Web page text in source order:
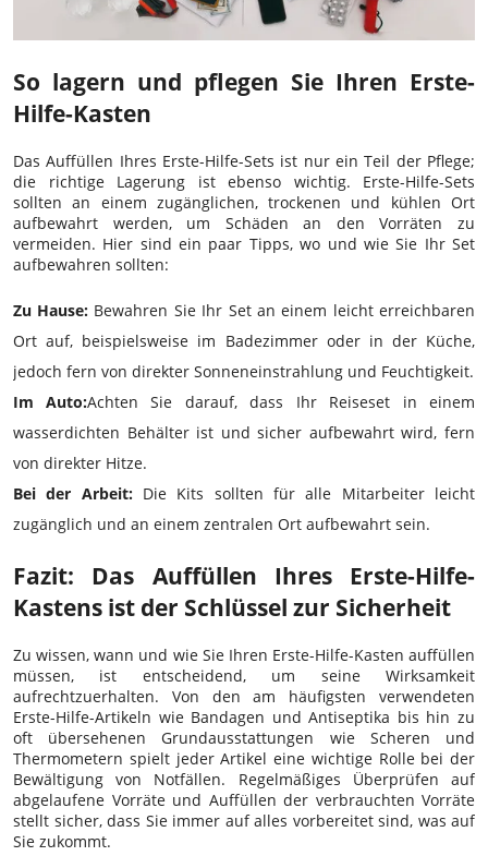
So lagern und pflegen Sie Ihren Erste-
Hilfe-Kasten
Das Auffüllen Ihres Erste-Hilfe-Sets ist nur ein Teil der Pflege;
die richtige Lagerung ist ebenso wichtig. Erste-Hilfe-Sets
sollten an einem zugänglichen, trockenen und kühlen Ort
aufbewahrt werden, um Schäden an den Vorräten zu
vermeiden. Hier sind ein paar Tipps, wo und wie Sie Ihr Set
aufbewahren sollten:
Zu Hause: Bewahren Sie Ihr Set an einem leicht erreichbaren
Ort auf, beispielsweise im Badezimmer oder in der Küche,
jedoch fern von direkter Sonneneinstrahlung und Feuchtigkeit.
Im Auto:Achten Sie darauf, dass Ihr Reiseset in einem
wasserdichten Behälter ist und sicher aufbewahrt wird, fern
von direkter Hitze.
Bei der Arbeit: Die Kits sollten für alle Mitarbeiter leicht
zugänglich und an einem zentralen Ort aufbewahrt sein.
Fazit: Das Auffüllen Ihres Erste-Hilfe-
Kastens ist der Schlüssel zur Sicherheit
Zu wissen, wann und wie Sie Ihren Erste-Hilfe-Kasten auffüllen
müssen, ist entscheidend, um seine Wirksamkeit
aufrechtzuerhalten. Von den am häufigsten verwendeten
Erste-Hilfe-Artikeln wie Bandagen und Antiseptika bis hin zu
oft übersehenen Grundausstattungen wie Scheren und
Thermometern spielt jeder Artikel eine wichtige Rolle bei der
Bewältigung von Notfällen. Regelmäßiges Überprüfen auf
abgelaufene Vorräte und Auffüllen der verbrauchten Vorräte
stellt sicher, dass Sie immer auf alles vorbereitet sind, was auf
Sie zukommt.